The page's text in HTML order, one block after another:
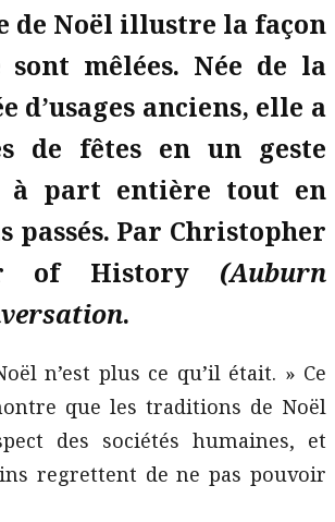
de Noël illustre la façon
mêlées. Née de la
anciens, elle a
de fêtes en un geste
à part entière tout en
passés. Par Christopher
of History (Auburn
.
n’est plus ce qu’il était. » Ce
que les traditions de Noël
des sociétés humaines, et
regrettent de ne pas pouvoir